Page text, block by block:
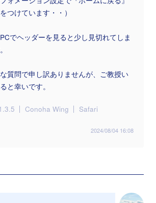
つけています・・）
でヘッダーを見ると少し見切れてしま
質問で申し訳ありませんが、ご教授い
と幸いです。
Conoha Wing Safari
2024/08/04 16:08